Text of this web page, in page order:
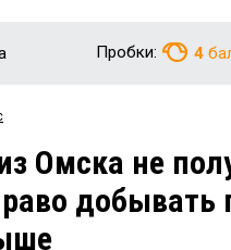
Пробки: 4
Омска не
добывать